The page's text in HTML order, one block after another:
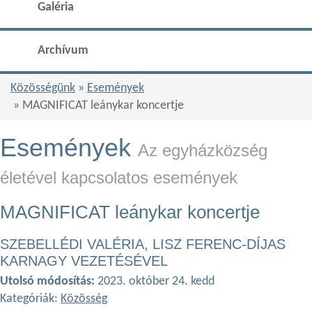
Galéria
Archívum
Közösségünk » Események
» MAGNIFICAT leánykar koncertje
Események Az egyházközség
életével kapcsolatos események
MAGNIFICAT leánykar koncertje
SZEBELLÉDI VALÉRIA, LISZ FERENC-DÍJAS
KARNAGY VEZETÉSÉVEL
Utolsó módosítás: 2023. október 24. kedd
Kategóriák: Közösség